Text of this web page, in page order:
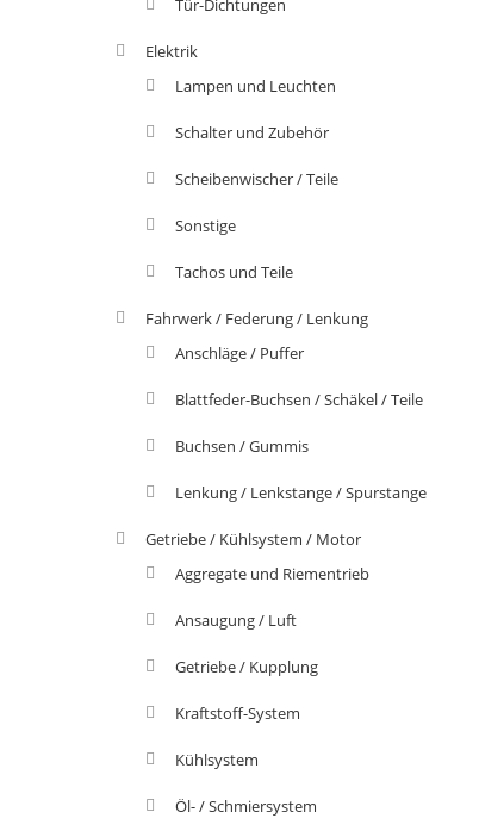
Tür-Dichtungen
Elektrik
Lampen und Leuchten
Schalter und Zubehör
Scheibenwischer / Teile
Sonstige
Tachos und Teile
Fahrwerk / Federung / Lenkung
Anschläge / Puffer
Blattfeder-Buchsen / Schäkel / Teile
Buchsen / Gummis
Lenkung / Lenkstange / Spurstange
Getriebe / Kühlsystem / Motor
Aggregate und Riementrieb
Ansaugung / Luft
Getriebe / Kupplung
Kraftstoff-System
Kühlsystem
Öl- / Schmiersystem